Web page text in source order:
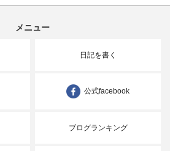
メニュー
日記を書く
公式facebook
ブログランキング